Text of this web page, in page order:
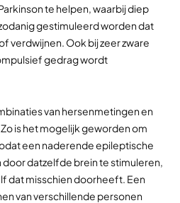
te helpen, waarbij diep
gestimuleerd worden dat
verdwijnen. Ook bij zeer zware
gedrag wordt
van hersenmetingen en
is het mogelijk geworden om
een naderende epileptische
datzelfde brein te stimuleren,
dat misschien doorheeft. Een
van verschillende personen